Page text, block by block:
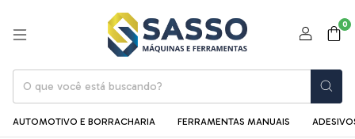
0
AUTOMOTIVO E BORRACHARIA FERRAMENTAS MANUAIS